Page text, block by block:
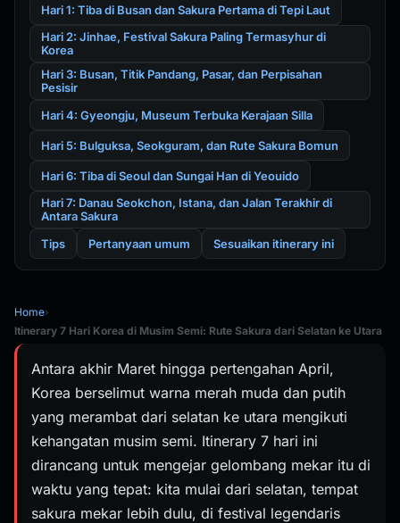
Hari 1: Tiba di Busan dan Sakura Pertama di Tepi Laut
Hari 2: Jinhae, Festival Sakura Paling Termasyhur di
Korea
Hari 3: Busan, Titik Pandang, Pasar, dan Perpisahan
Pesisir
Hari 4: Gyeongju, Museum Terbuka Kerajaan Silla
Hari 5: Bulguksa, Seokguram, dan Rute Sakura Bomun
Hari 6: Tiba di Seoul dan Sungai Han di Yeouido
Hari 7: Danau Seokchon, Istana, dan Jalan Terakhir di
Antara Sakura
Tips
Pertanyaan umum Sesuaikan itinerary ini
Home›
Itinerary 7 Hari Korea di Musim Semi: Rute Sakura dari Selatan ke Utara
Antara akhir Maret hingga pertengahan April,
Korea berselimut warna merah muda dan putih
yang merambat dari selatan ke utara mengikuti
kehangatan musim semi. Itinerary 7 hari ini
dirancang untuk mengejar gelombang mekar itu di
waktu yang tepat: kita mulai dari selatan, tempat
sakura mekar lebih dulu, di festival legendaris